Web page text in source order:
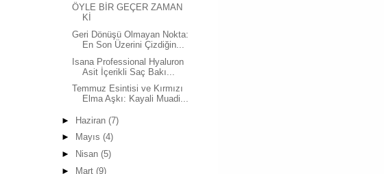
ÖYLE BİR GEÇER ZAMAN
Kİ
Geri Dönüşü Olmayan Nokta:
En Son Üzerini Çizdiğin...
Isana Professional Hyaluron
Asit İçerikli Saç Bakı...
Temmuz Esintisi ve Kırmızı
Elma Aşkı: Kayali Muadi...
► Haziran (7)
►
Mayıs (4)
►
Nisan (5)
►
Mart (9)